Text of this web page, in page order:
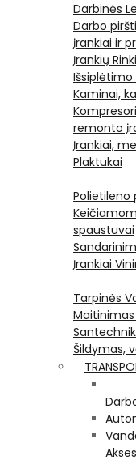
Darbinės
Darbo
įrankiai ir
Įrankių
Išsiplėtimo
Kaminai,
remonto
Įrankiai,
Plaktukai
Polietileno
spaustuvai
Įrankiai
Tarpinės
Maitinimas
Šildymas,